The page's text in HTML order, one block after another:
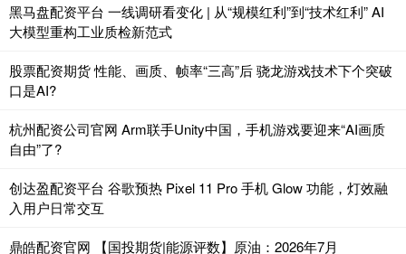
黑马盘配资平台 一线调研看变化 | 从“规模红利”到“技术红利” AI
大模型重构工业质检新范式
股票配资期货 性能、画质、帧率“三高”后 骁龙游戏技术下个突破
口是AI?
杭州配资公司官网 Arm联手Unity中国，手机游戏要迎来“AI画质
自由”了?
创达盈配资平台 谷歌预热 Pixel 11 Pro 手机 Glow 功能，灯效融
入用户日常交互
鼎皓配资官网 【国投期货|能源评数】原油：2026年7月